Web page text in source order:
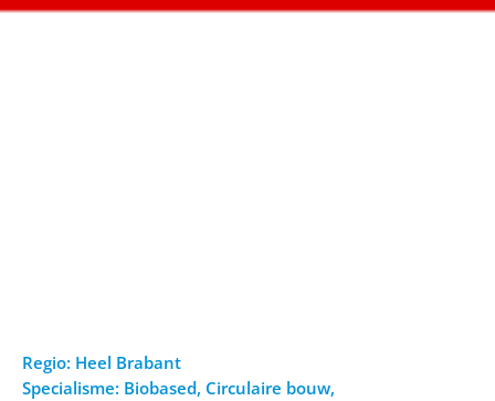
Regio: Heel Brabant
Specialisme: Biobased, Circulaire bouw,